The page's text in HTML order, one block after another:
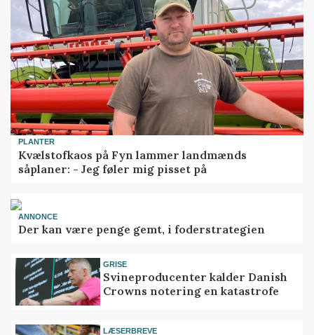
PLANTER
Kvælstofkaos på Fyn lammer landmænds
såplaner: - Jeg føler mig pisset på
ANNONCE
Der kan være penge gemt, i foderstrategien
GRISE
Svineproducenter kalder Danish
Crowns notering en katastrofe
LÆSERBREVE